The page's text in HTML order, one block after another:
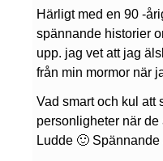
Härligt med en 90 -
spännande historier
upp. jag vet att jag
från min mormor när
Vad smart och kul att
personligheter när de
Ludde 🙂